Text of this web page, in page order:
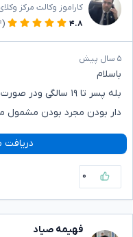
کاراموز وکالت مرکز
۴.۸
(۱۴)
۵ سال پیش
باسلام
دار بودن مجرد بودن
دریافت
۰
فهیمه صیاد